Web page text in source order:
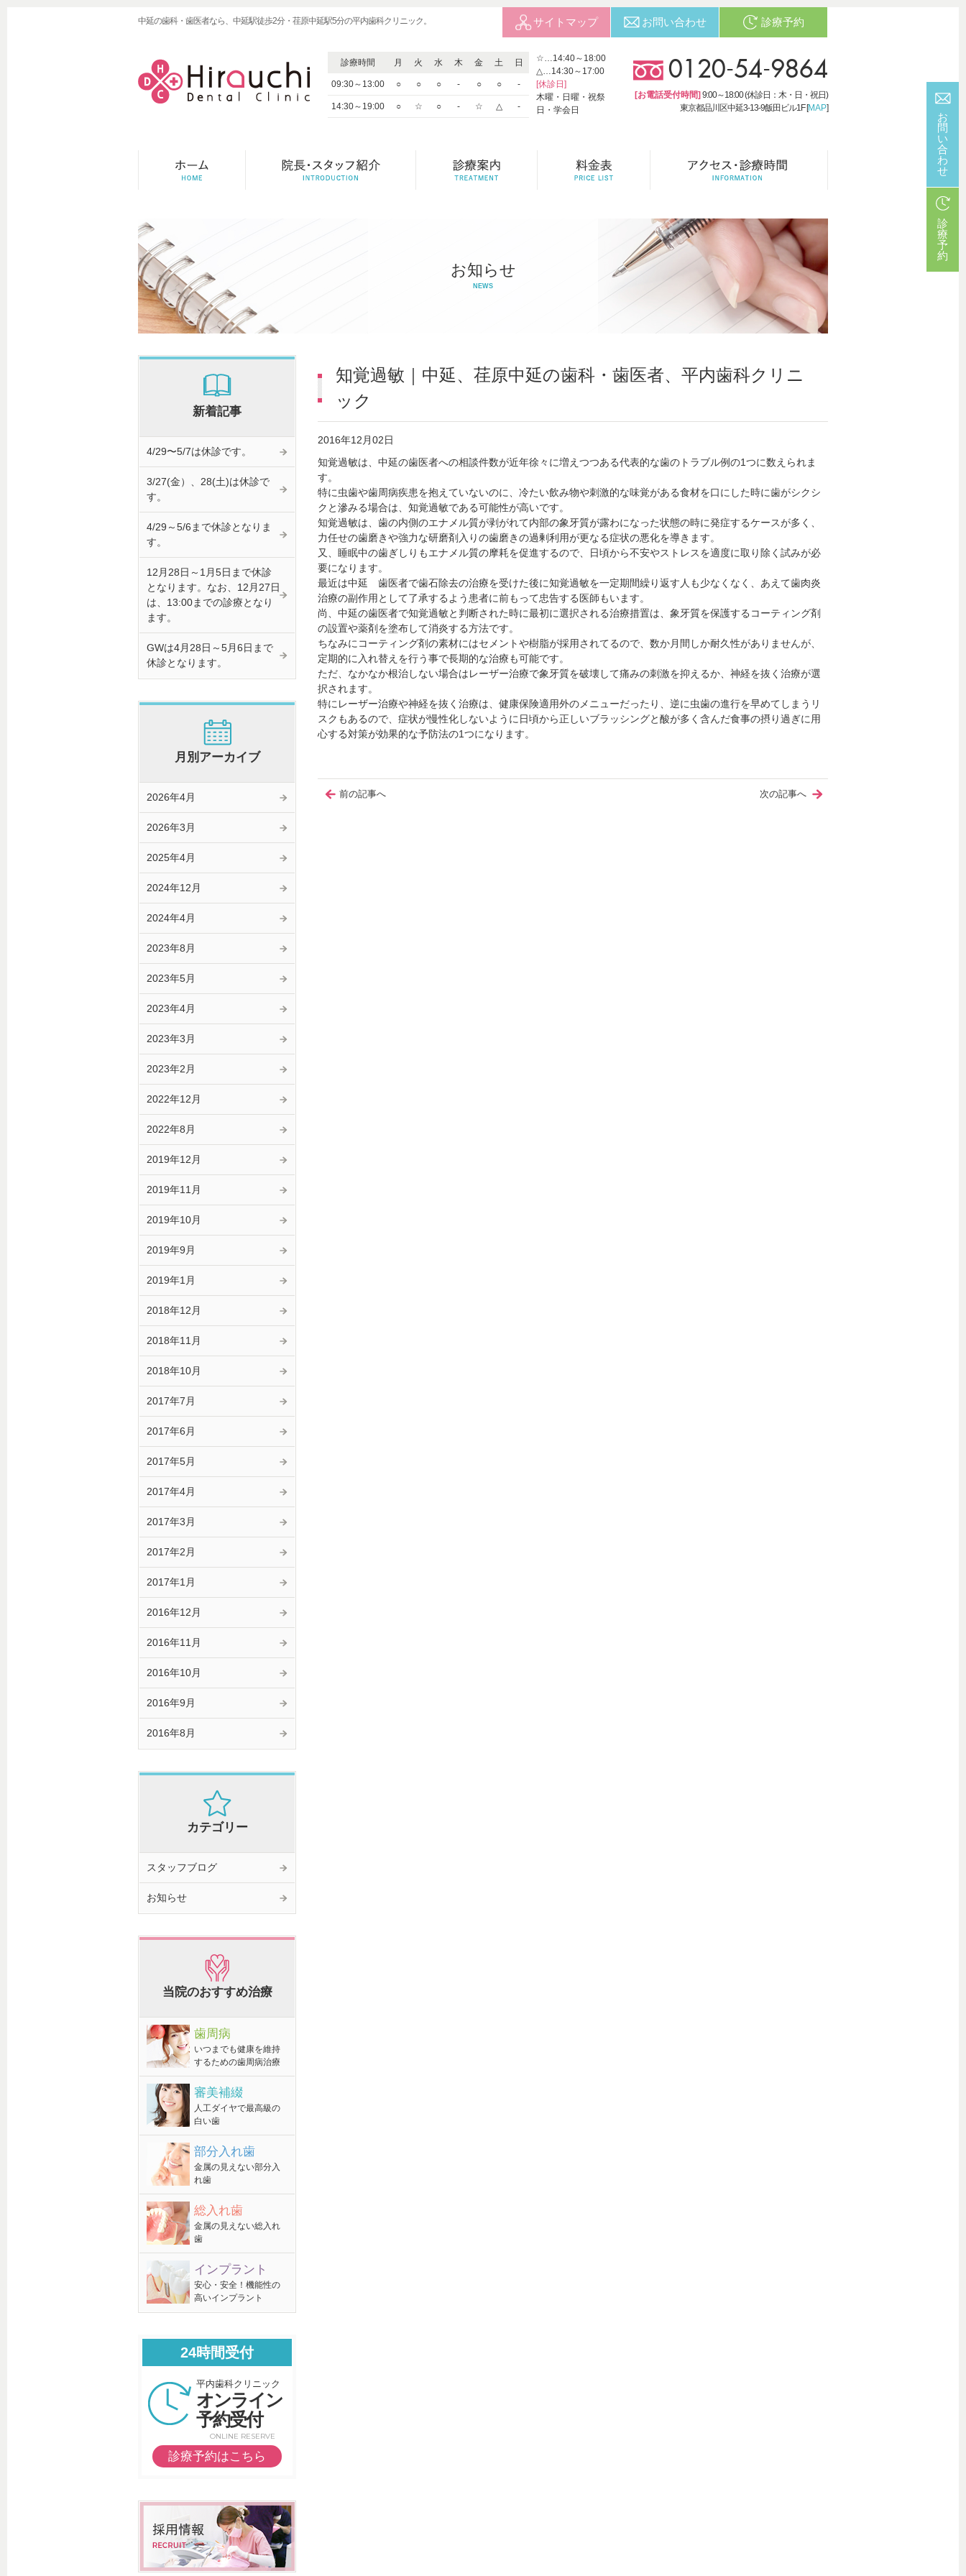
中延の歯科・歯医者なら、中延駅徒歩2分・荏原中延駅5分の平内歯科クリニック。 サイトマップ お問い合わせ 診療予約
診療時間 月 火 水 木 金 土 日
09:30～13:00 ○ ○ ○ - ○ ○ -
14:30～19:00 ○ ☆ ○ - ☆ △ -
☆…14:40～18:00
△…14:30～17:00
[休診日]
木曜・日曜・祝祭
日・学会日
0120-54-9864
[お電話受付時間] 9:00～18:00 (休診日：木・日・祝日)
東京都品川区中延3-13-9飯田ビル1F [ MAP]
お知らせ
NEWS
知覚過敏｜中延、荏原中延の歯科・歯医者、平内歯科クリニ
ック
2016年12月02日
知覚過敏は、中延の歯医者への相談件数が近年徐々に増えつつある代表的な歯のトラブル例の1つに数えられま
す。
特に虫歯や歯周病疾患を抱えていないのに、冷たい飲み物や刺激的な味覚がある食材を口にした時に歯がシクシ
クと滲みる場合は、知覚過敏である可能性が高いです。
知覚過敏は、歯の内側のエナメル質が剥がれて内部の象牙質が露わになった状態の時に発症するケースが多く、
力任せの歯磨きや強力な研磨剤入りの歯磨きの過剰利用が更なる症状の悪化を導きます。
又、睡眠中の歯ぎしりもエナメル質の摩耗を促進するので、日頃から不安やストレスを適度に取り除く試みが必
要になります。
最近は中延 歯医者で歯石除去の治療を受けた後に知覚過敏を一定期間繰り返す人も少なくなく、あえて歯肉炎
治療の副作用として了承するよう患者に前もって忠告する医師もいます。
尚、中延の歯医者で知覚過敏と判断された時に最初に選択される治療措置は、象牙質を保護するコーティング剤
の設置や薬剤を塗布して消炎する方法です。
ちなみにコーティング剤の素材にはセメントや樹脂が採用されてるので、数か月間しか耐久性がありませんが、
定期的に入れ替えを行う事で長期的な治療も可能です。
ただ、なかなか根治しない場合はレーザー治療で象牙質を破壊して痛みの刺激を抑えるか、神経を抜く治療が選
択されます。
特にレーザー治療や神経を抜く治療は、健康保険適用外のメニューだったり、逆に虫歯の進行を早めてしまうリ
スクもあるので、症状が慢性化しないように日頃から正しいブラッシングと酸が多く含んだ食事の摂り過ぎに用
心する対策が効果的な予防法の1つになります。
前の記事へ 次の記事へ
新着記事
4/29〜5/7は休診です。
3/27(金）、28(土)は休診で
す。
4/29～5/6まで休診となりま
す。
12月28日～1月5日まで休診
となります。なお、12月27日
は、13:00までの診療となり
ます。
GWは4月28日～5月6日まで
休診となります。
月別アーカイブ
2026年4月
2026年3月
2025年4月
2024年12月
2024年4月
2023年8月
2023年5月
2023年4月
2023年3月
2023年2月
2022年12月
2022年8月
2019年12月
2019年11月
2019年10月
2019年9月
2019年1月
2018年12月
2018年11月
2018年10月
2017年7月
2017年6月
2017年5月
2017年4月
2017年3月
2017年2月
2017年1月
2016年12月
2016年11月
2016年10月
2016年9月
2016年8月
カテゴリー
スタッフブログ
お知らせ
当院のおすすめ治療
歯周病
いつまでも健康を維持
するための歯周病治療
審美補綴
人工ダイヤで最高級の
白い歯
部分入れ歯
金属の見えない部分入
れ歯
総入れ歯
金属の見えない総入れ
歯
インプラント
安心・安全！機能性の
高いインプラント
24時間受付
平内歯科クリニック
オンライン
予約受付
ONLINE RESERVE
診療予約はこちら
お
問
い
合
わ
せ
診
療
予
約